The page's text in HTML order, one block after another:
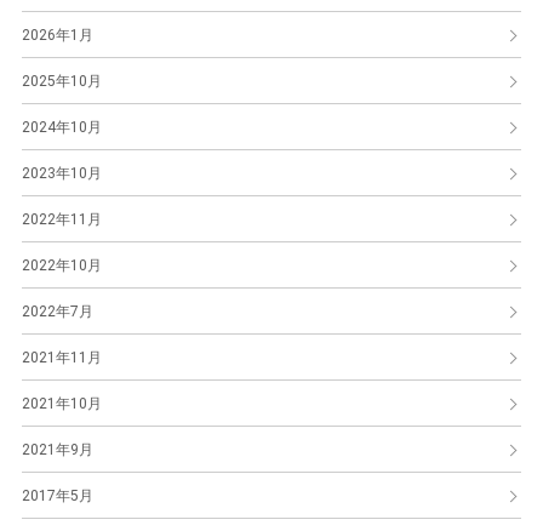
2026年1月
2025年10月
2024年10月
2023年10月
2022年11月
2022年10月
2022年7月
2021年11月
2021年10月
2021年9月
2017年5月